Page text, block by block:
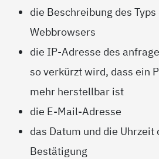
die Beschreibung des
Webbrowsers
die IP-Adresse des
so verkürzt wird, dass ein
mehr herstellbar ist
die E-Mail-Adresse
das Datum und die
Bestätigung